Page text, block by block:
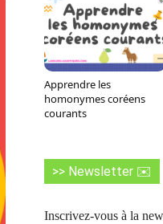
Apprendre les
homonymes coréens
courants
>> Newsletter ✉️
Inscrivez-vous à la